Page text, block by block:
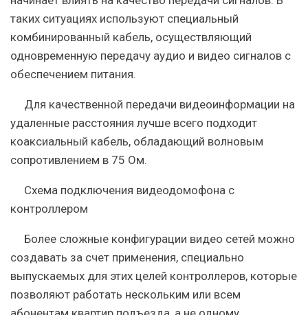
таких ситуациях используют специальный
комбинированный кабель, осуществляющий
одновременную передачу аудио и видео сигналов с
обеспечением питания.
Для качественной передачи видеоинформации на
удаленные расстояния лучше всего подходит
коаксиальный кабель, обладающий волновым
сопротивлением в 75 Ом.
Схема подключения видеодомофона с
контроллером
Более сложные конфигурации видео сетей можно
создавать за счет применения, специально
выпускаемых для этих целей контроллеров, которые
позволяют работать нескольким или всем